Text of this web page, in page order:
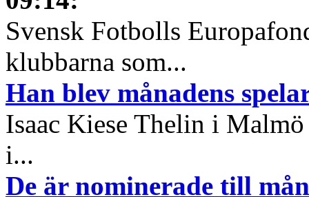
Svensk Fotbolls
klubbarna som...
Han blev månadens
Isaac Kiese Thelin i
i...
De är nominerade till